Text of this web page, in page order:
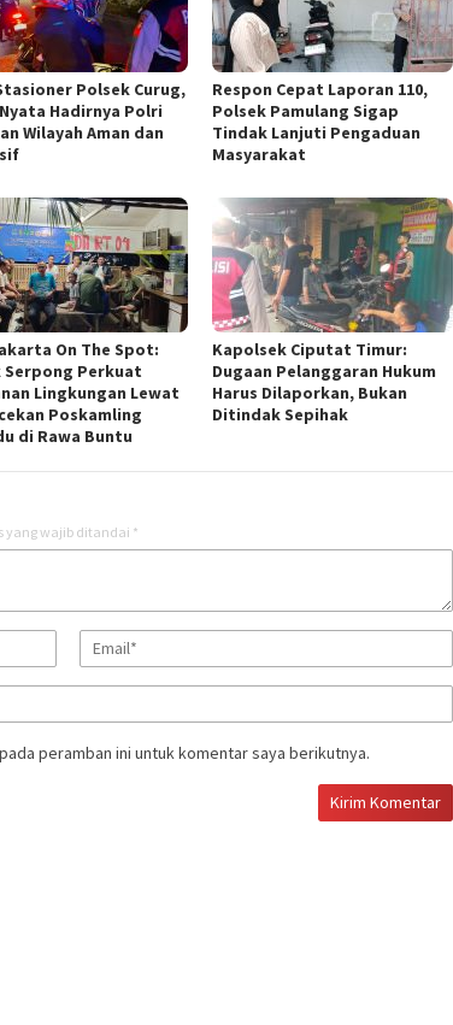
Polsek Curug,
Hadirnya Polri
Wilayah Aman dan
Respon Cepat Laporan 110,
Polsek Pamulang Sigap
Tindak Lanjuti Pengaduan
Masyarakat
On The Spot:
Serpong Perkuat
Lingkungan Lewat
Poskamling
di Rawa Buntu
Kapolsek Ciputat Timur:
Dugaan Pelanggaran Hukum
Harus Dilaporkan, Bukan
Ditindak Sepihak
yang wajib ditandai *
peramban ini untuk komentar saya berikutnya.